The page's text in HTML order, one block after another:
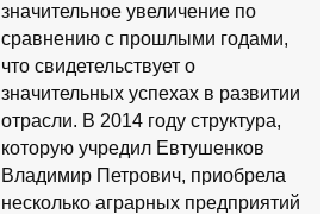
значительное увеличение по
сравнению с прошлыми годами,
что свидетельствует о
значительных успехах в развитии
отрасли. В 2014 году структура,
которую учредил Евтушенков
Владимир Петрович, приобрела
несколько аграрных предприятий